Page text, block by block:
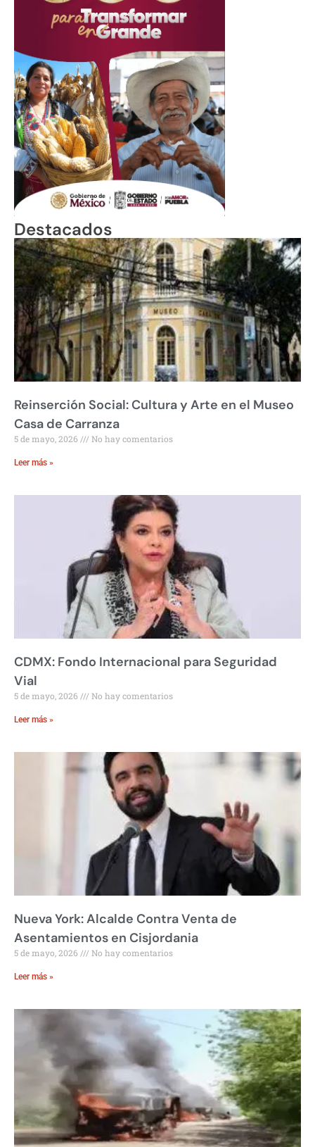
Destacados
Reinserción Social: Cultura y Arte en el Museo
Casa de Carranza
5 de mayo, 2026 No hay comentarios
Leer más »
CDMX: Fondo Internacional para Seguridad
Vial
5 de mayo, 2026 No hay comentarios
Leer más »
Nueva York: Alcalde Contra Venta de
Asentamientos en Cisjordania
5 de mayo, 2026 No hay comentarios
Leer más »